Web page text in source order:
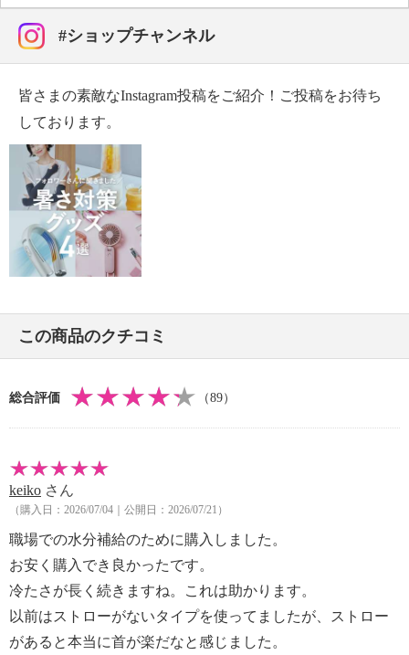
[タイガー 驚きの軽さと保冷力の 真空断熱ボトル 衛生
的で飲みやすい ステンレス製 ストロータイプ ＜３５
０ｍｌ＞]
・本体（型番：ＭＣＳ−Ａ３５Ｎ）
[お好みの色を２本選べる！ タイガー 驚きの軽さと保
冷力の 真空断熱ボトル 衛生的で飲みやすい ステンレ
ス製 ストロータイプ ＜３５０ｍｌ＞２本セット]の商
品説明
「お好みの色を２本選べる！ タイガー 驚きの軽さと
保冷力の 真空断熱ボトル 衛生的で飲みやすい ステン
レス製 ストロータイプ ＜３５０ｍｌ＞２本セット」
[タイガー 驚きの軽さと保冷力の 真空断熱ボトル 衛生
的で飲みやすい ステンレス製 ストロータイプ ＜３５
０ｍｌ＞]の商品説明
ふた、せん、せんカバーに抗菌加工をほどこし、内面
には“スーパークリーンプラス（Ｐｌｕｓ）”加工を採
独自の衛生仕様“バイオガード（ＢｉｏＧｕａｒ
ｄ）”シリーズより、ストロータイプの真空断熱ボト
ルのご紹介です。
＜タイガー＞
独自のスピニング加工により、極限まで内びんの素材
を薄く加工して軽量化を実現した、持ち運びやすいつ
くり。
ステンレス製真空二重構造により、冷たい飲み物を冷
たいまま！飲みごろの温度をキープします。
#ショップチャンネル
皆さまの素敵なInstagram投稿をご紹介！ご投稿をお待ち
しております。
この商品のクチコミ
総合評価 （89）
keiko さん
（購入日：2026/07/04｜公開日：2026/07/21）
職場での水分補給のために購入しました。
お安く購入でき良かったです。
冷たさが長く続きますね。これは助かります。
以前はストローがないタイプを使ってましたが、ストロー
があると本当に首が楽だなと感じました。